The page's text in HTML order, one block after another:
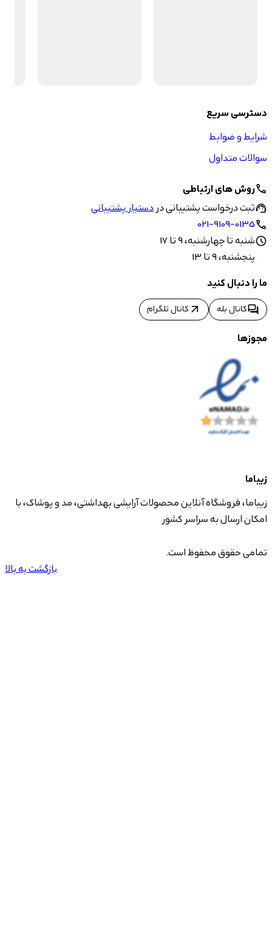
دسترسی سریع
شرایط و ضوابط
سوالات متداول
callروش های ارتباطی
support_agentثبت درخواست پشتیبانی دردستیار پشتیبانی
call
021-9109-0135
scheduleشنبه تا چهارشنبه، 9 تا 17
پنجشنبه، 9 تا 13
ما را دنبال کنید
forumکانال بله arrow_outward کانال تلگرام
مجوزها
زیباما
زیباما، فروشگاه آنلاین محصولات آرایشی بهداشتی، مد و پوشاک، با
امکان ارسال به سراسر کشور
تمامی حقوق محفوظ است.
بازگشت به بالا